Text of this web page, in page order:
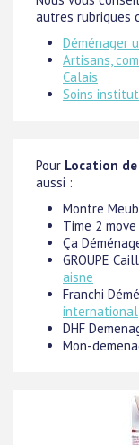
autres rubriques
Déménager
Artisans,
Calais
Soins
Pour Location
aussi :
Montre
Time 2 move
Ça
GROUPE
aisne
Franchi
international
DHF
Mon-